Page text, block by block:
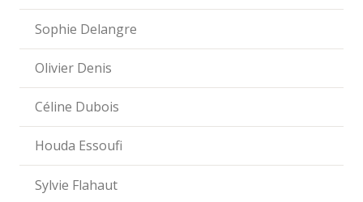
Sophie Delangre
Olivier Denis
Céline Dubois
Houda Essoufi
Sylvie Flahaut